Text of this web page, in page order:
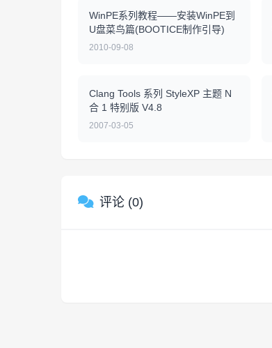
WinPE系列教程——安装WinPE到
U盘菜鸟篇(BOOTICE制作引导)
2010-09-08
Clang Tools 系列 StyleXP 主题 N
合 1 特别版 V4.8
2007-03-05
评论 (0)